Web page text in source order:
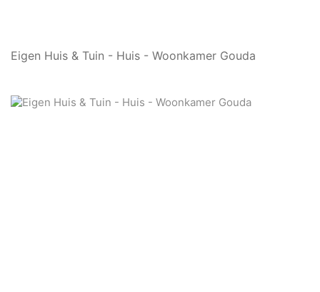
Eigen Huis & Tuin - Huis - Woonkamer Gouda